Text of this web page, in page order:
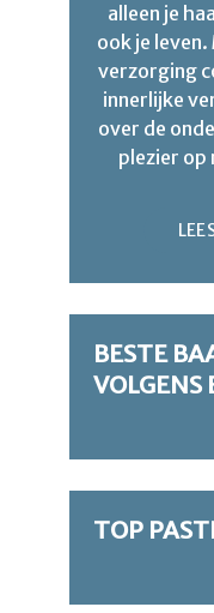
alleen je
ook je
verzorging
innerlijke
over de
plezier op
BESTE
VOLGENS
TOP